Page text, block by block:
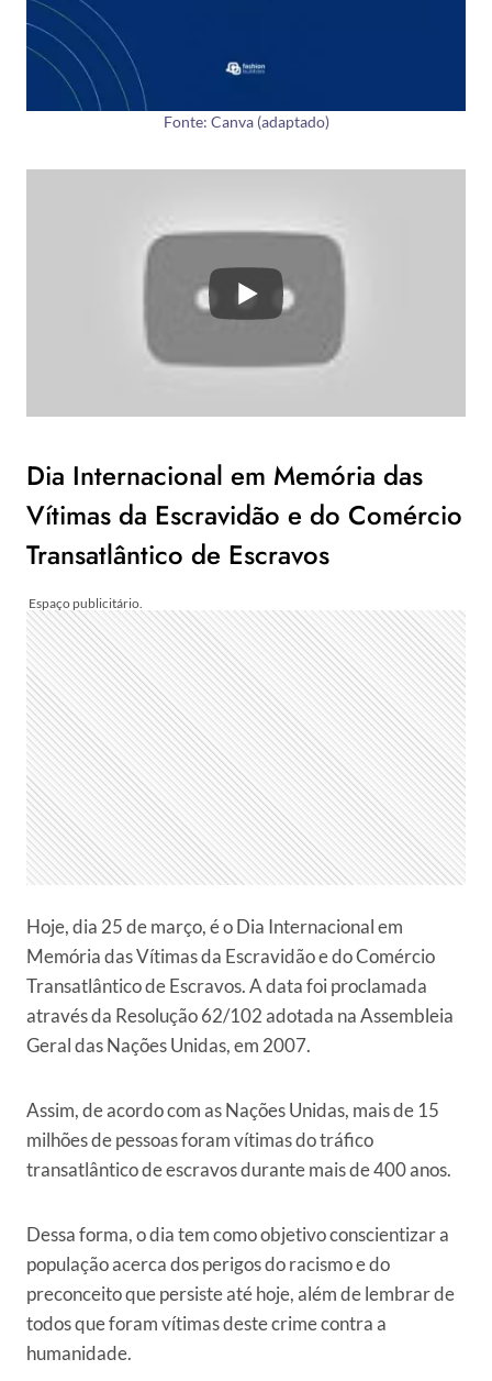
Fonte: Canva (adaptado)
Dia Internacional em Memória das
Vítimas da Escravidão e do Comércio
Transatlântico de Escravos
Hoje, dia 25 de março, é o Dia Internacional em
Memória das Vítimas da Escravidão e do Comércio
Transatlântico de Escravos. A data foi proclamada
através da Resolução 62/102 adotada na Assembleia
Geral das Nações Unidas, em 2007.
Assim, de acordo com as Nações Unidas, mais de 15
milhões de pessoas foram vítimas do tráfico
transatlântico de escravos durante mais de 400 anos.
Dessa forma, o dia tem como objetivo conscientizar a
população acerca dos perigos do racismo e do
preconceito que persiste até hoje, além de lembrar de
todos que foram vítimas deste crime contra a
humanidade.